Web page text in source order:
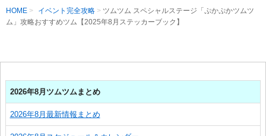
HOME イベント完全攻略
ツムツム スペシャルステージ「ぷかぷかツムツ
ム」攻略おすすめツム【2025年8月ステッカーブック】
2026年8月ツムツムまとめ
2026年8月最新情報まとめ